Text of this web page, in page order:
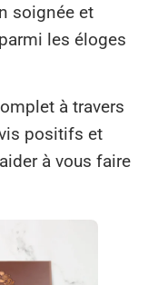
soignée et
les éloges
à travers
positifs et
à vous faire